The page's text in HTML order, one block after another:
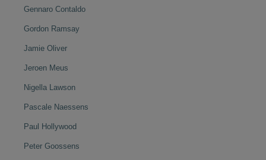
Gennaro Contaldo
Gordon Ramsay
Jamie Oliver
Jeroen Meus
Nigella Lawson
Pascale Naessens
Paul Hollywood
Peter Goossens